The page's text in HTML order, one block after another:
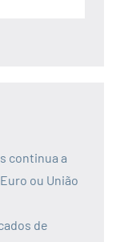
continua a
ou União
de